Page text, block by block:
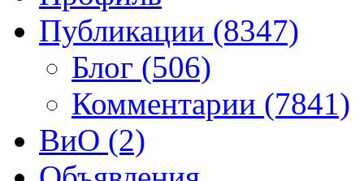
Публикации (8347)
Блог (506)
Комментарии (7841)
ВиО (2)